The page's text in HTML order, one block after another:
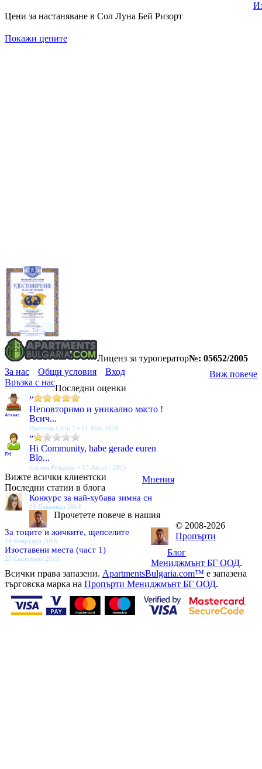
Цени за настаняване в Сол Луна Бей Ризорт
Покажи цените
Лиценз за туроператор№: 05652/2005
Виж повече
За нас Общи условия
Вход
Връзка с нас
Последни оценки
Атанас
”
Неповторимо и уникално място !
Всич...
Престиж Сити 2 • 11 Юли 2026
PM
”
Hi Community, habe gerade euren
Blo...
Серена Резиденс • 13 Август 2025
Мнения
Вижте всички клиентски
Последни статии в блога
Конкурс за най-хубава зимна сн
09 Декември 2014
За тоците и жичките, щепселите
14 Февруари 2014
Изоставени места (част 1)
25 Септември 2013
Блог
Прочетете повече в нашия
© 2008-2026
Пропърти
Мениджмънт БГ ООД.
Всички права запазени. ApartmentsBulgaria.com™ е запазена
търговска марка на Пропърти Мениджмънт БГ ООД.